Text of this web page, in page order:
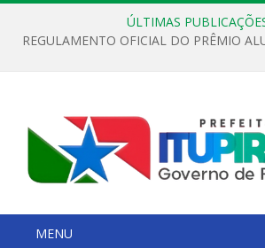
ÚLTIMAS
MENU